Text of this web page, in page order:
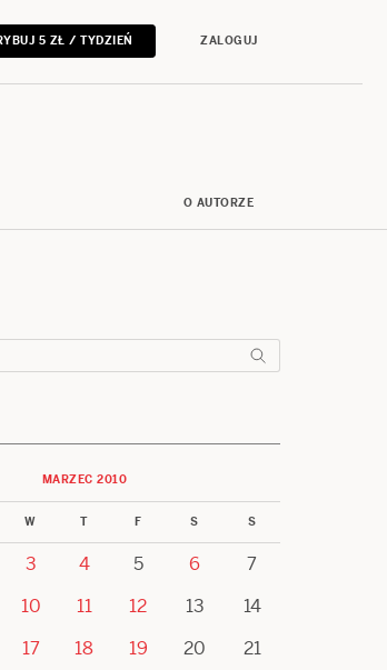
5 ZŁ / TYDZIEŃ ZALOGUJ
O AUTORZE
MARZEC 2010
W T F S S
3 4 5 6
7
10 11 12 13
14
17 18 19 20
21